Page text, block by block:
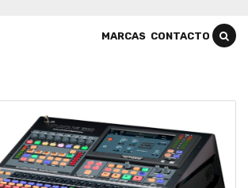
MARCAS CONTACTO